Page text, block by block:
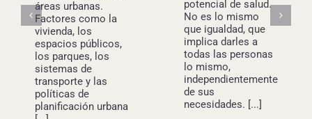
áreas urbanas.
Factores como la
vivienda, los
espacios públicos,
los parques, los
sistemas de
transporte y las
políticas de
planificación urbana
potencial de salud.
No es lo mismo
que igualdad, que
implica darles a
todas las personas
lo mismo,
independientemente
de sus
necesidades. [...]